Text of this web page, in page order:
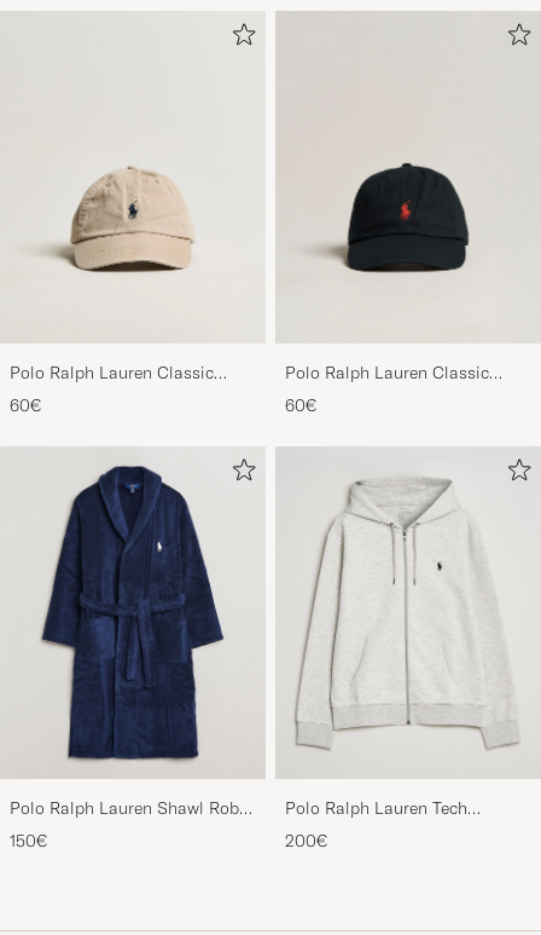
Polo Ralph Lauren Classic
Sports Cap Beige
60€
Polo Ralph Lauren Classic
Sports Cap Black
60€
Polo Ralph Lauren Shawl Robe
Navy
150€
Polo Ralph Lauren Tech
Performance Full Zip Light
Sport Heather
200€